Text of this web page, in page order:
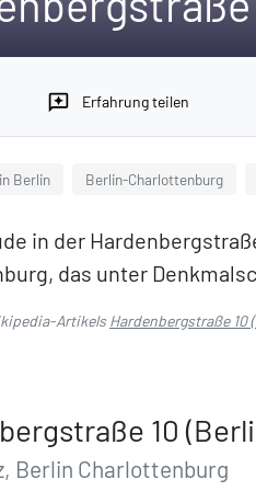
reviews Erfahrung teilen
Berlin Berlin-Charlottenburg
in der
das unter
ArtikelsHardenbergstraße
10
Berlin Charlottenburg